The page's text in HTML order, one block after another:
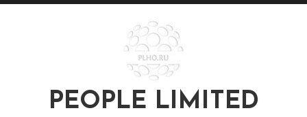
Перейти
PEOPLE LIMITED